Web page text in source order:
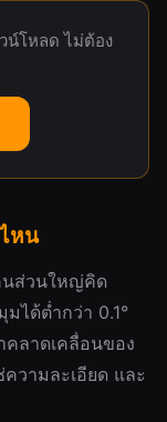
น์โหลด ไม่ต้อง
หน
นส่วนใหญ่คิด
ได้ต่ำกว่า 0.1°
ลาดเคลื่อนของ
วามละเอียด และ